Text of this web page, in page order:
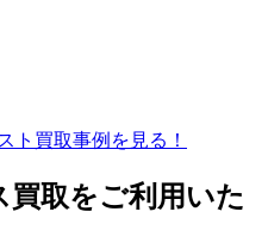
ト買取事例を見る！
取をご利用いた